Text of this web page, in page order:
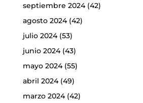
septiembre 2024(42)
agosto 2024(42)
julio 2024(53)
junio 2024(43)
mayo 2024(55)
abril 2024(49)
marzo 2024(42)